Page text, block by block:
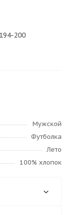
200
Мужской
Футболка
Лето
100% хлопок